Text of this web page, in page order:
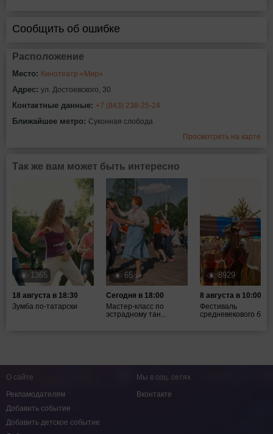
Сообщить об ошибке
Расположение
Место: Кинотеатр «Мир»
Адрес: ул. Достоевского, 30
Контактные данные: +7 (843) 238-25-24
Ближайшее метро: Суконная слобода
Просмотреть на карте
Так же вам может быть интересно
1365
18 августа в 18:30
Зумба по-татарски
65
Сегодня в 18:00
Мастер-класс по
эстрадному тан...
8929
8 августа в 10:00
Фестиваль
средневекового боя
О сайте
Рекламодателям
Добавить событие
Добавить детское событие
Мы в соц. сетях
Вконтакте